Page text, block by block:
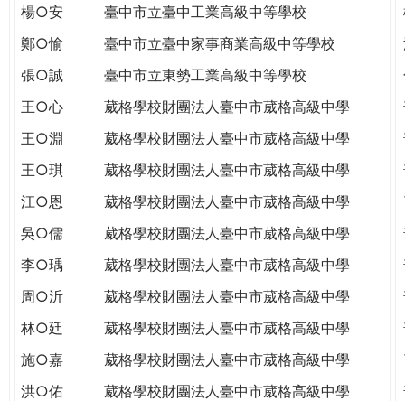
THE
WORLD
TOMORROW
PUTTING
YOU
THE
PATH
GLOBAL
CITIZENSHIP
楊○安
臺中市立臺中工業高級中等學校
鄭○愉
臺中市立臺中家事商業高級中等學校
張○誠
臺中市立東勢工業高級中等學校
王○心
葳格學校財團法人臺中市葳格高級中學
王○淵
葳格學校財團法人臺中市葳格高級中學
王○琪
葳格學校財團法人臺中市葳格高級中學
江○恩
葳格學校財團法人臺中市葳格高級中學
吳○儒
葳格學校財團法人臺中市葳格高級中學
李○瑀
葳格學校財團法人臺中市葳格高級中學
周○沂
葳格學校財團法人臺中市葳格高級中學
林○廷
葳格學校財團法人臺中市葳格高級中學
施○嘉
葳格學校財團法人臺中市葳格高級中學
洪○佑
葳格學校財團法人臺中市葳格高級中學